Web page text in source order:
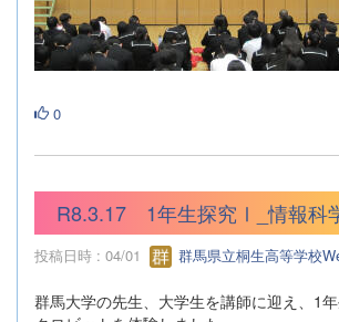
0
R8.3.17 1年生探究Ⅰ_情報科
投稿日時 : 04/01 群馬県立桐生高等学校
群馬大学の先生、大学生を講師に迎え、1